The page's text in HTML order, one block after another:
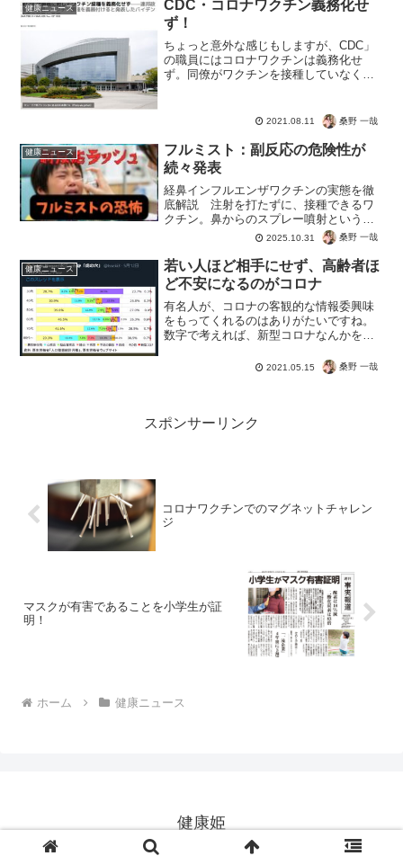
テレビのニュースは教えて...
健康ニュース
CDC・コロナワクチン義務化せ
ず！
ちょっと意外な感じもしますが、CDC」
の職員にはコロナワクチンは義務化せ
ず。同僚がワクチンを接種していなくて
員は、「CDCの職員に動物実験もされて
2021.08.11 桑野 一哉
健康ニュース
フルミスト：副反応の危険性が
続々発表
経鼻インフルエンザワクチンの実態を徹
底解説 注射を打たずに、接種できるワ
クチン。鼻からのスプレー噴射という恐
怖のフルミスト。さっそく政府も副反応
報告も続々と発表。インフルエンザの予
防で副作用がインフルエンザまであ
る。 まぁ風邪ならまだしも、...
2025.10.31 桑野 一哉
健康ニュース
若い人ほど相手にせず、高齢者ほ
ど不安になるのがコロナ
有名人が、コロナの客観的な情報委興味
をもってくれるのはありがたいですね。
数字で考えれば、新型コロナなんかを考
異株が若者に重症化はデマ】でわかるよ
うに、テレビに騙されてる場合じゃない
2021.05.15 桑野 一哉
スポンサーリンク
コロナワクチンでのマグネットチャレン
ジ
マスクが有害であることを小学生が証
明！
ホーム 健康ニュース
健康姫
Copyright © 2004-2026 健康姫 All Rights Reserved.